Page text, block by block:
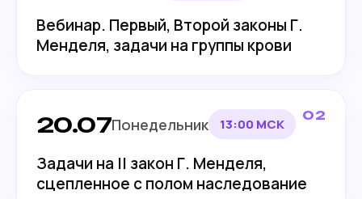
Вебинар. Первый, Второй законы Г.
Менделя, задачи на группы крови
02
20.07Понедельник 13:00 МСК
Задачи на II закон Г. Менделя,
сцепленное с полом наследование
соглашение
Политика
конфиденциальности